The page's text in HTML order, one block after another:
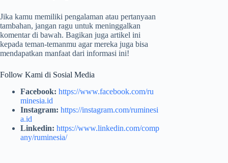
Jika kamu memiliki pengalaman atau pertanyaan
tambahan, jangan ragu untuk meninggalkan
komentar di bawah. Bagikan juga artikel ini
kepada teman-temanmu agar mereka juga bisa
mendapatkan manfaat dari informasi ini!
Follow Kami di Sosial Media
Facebook: https://www.facebook.com/ru
minesia.id
Instagram: https://instagram.com/ruminesi
a.id
Linkedin: https://www.linkedin.com/comp
any/ruminesia/